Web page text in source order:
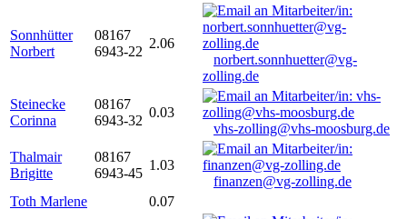
Sonnhütter
Norbert
08167
6943-22
2.06
norbert.sonnhuetter@vg-
zolling.de
Steinecke
Corinna
08167
6943-32
0.03
vhs-zolling@vhs-moosburg.de
Thalmair
Brigitte
08167
6943-45
1.03
finanzen@vg-zolling.de
Toth Marlene
0.07